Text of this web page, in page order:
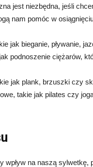
jest niezbędna, jeśli
nam pomóc w
jak bieganie, pływanie,
podnoszenie ciężarów,
jak plank, brzuszki czy
takie jak pilates czy
wpływ na naszą